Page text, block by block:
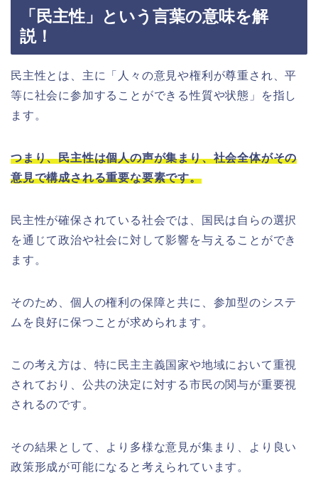
「民主性」という言葉の意味を解
説！
民主性とは、主に「人々の意見や権利が尊重され、平
等に社会に参加することができる性質や状態」を指し
ます。
つまり、民主性は個人の声が集まり、社会全体がその
意見で構成される重要な要素です。
民主性が確保されている社会では、国民は自らの選択
を通じて政治や社会に対して影響を与えることができ
ます。
そのため、個人の権利の保障と共に、参加型のシステ
ムを良好に保つことが求められます。
この考え方は、特に民主主義国家や地域において重視
されており、公共の決定に対する市民の関与が重要視
されるのです。
その結果として、より多様な意見が集まり、より良い
政策形成が可能になると考えられています。